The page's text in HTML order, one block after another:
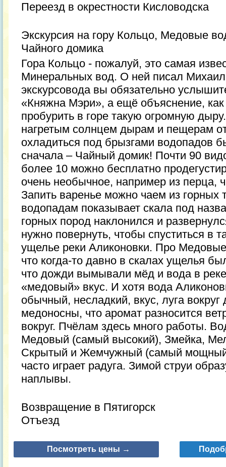
Переезд в окрестности Кисловодска
Экскурсия на гору Кольцо, Медовые
Чайного домика
Гора Кольцо - пожалуй, это самая
Минеральных вод. О ней писал
экскурсовода вы обязательно
«Княжна Мэри», а ещё объяснение,
пробурить в горе такую огромную
нагретым солнцем дырам и пещерам
охладиться под брызгами водопадов
сначала – Чайный домик! Почти 90
более 10 можно бесплатно
очень необычное, например из перца,
Запить варенье можно чаем из
водопадам показывает скала под
горных пород наклонился и
нужно повернуть, чтобы спуститься в
ущелье реки Аликоновки. Про
что когда-то давно в скалах ущелья
что дожди вымывали мёд и вода в
«медовый» вкус. И хотя вода
обычный, несладкий, вкус, луга вокруг
медоносны, что аромат разносится
вокруг. Пчёлам здесь много работы.
Медовый (самый высокий), Змейка,
Скрытый и Жемчужный (самый
часто играет радуга. Зимой струи
наплывы.
Возвращение в Пятигорск
Отъезд
Посмотреть цены →